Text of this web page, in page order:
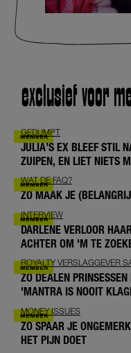
exclusief voor
GEDUMPT
JULIA’S EX BLEEF STIL
ZUIPEN, EN LIET NIETS
WAT DE FAQ?
ZO MAAK JE
INTERVIEW
DARLENE VERLOOR
ACHTER OM 'M TE
ROYALTY VERSLAGGEVER
ZO DEALEN
'MANTRA IS NOOIT
MONEY ISSUES
ZO SPAAR JE
HET PIJN DOET